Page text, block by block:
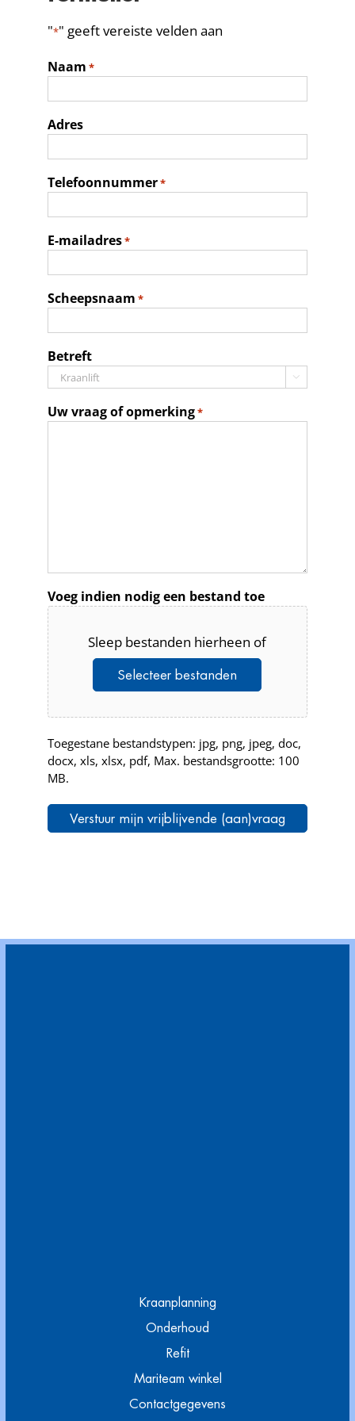
Contact
"*" geeft vereiste velden aan
Naam *
Adres
Telefoonnummer*
E-mailadres*
Scheepsnaam *
Betreft

Uw vraag of opmerking*
Voeg indien nodig een bestand toe
Sleep bestanden hierheen of
Selecteer bestanden
Toegestane bestandstypen: jpg, png, jpeg, doc,
docx, xls, xlsx, pdf, Max. bestandsgrootte: 100
MB.
Kraanplanning
Onderhoud
Refit
Mariteam winkel
Contactgegevens